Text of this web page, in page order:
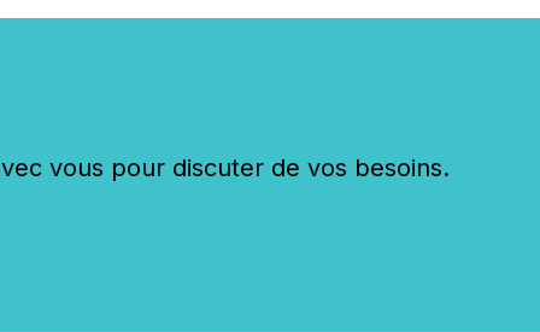
vous pour discuter de vos besoins.